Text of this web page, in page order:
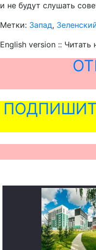
и не будут слушать
Метки: Запад,
English version :: Читать